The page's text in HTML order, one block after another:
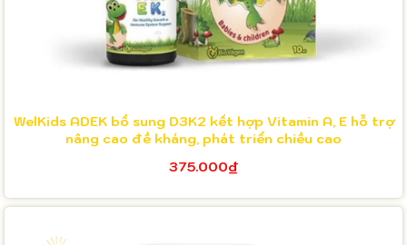
WelKids ADEK bổ sung D3K2 kết hợp Vitamin A, E hỗ trợ
nâng cao đề kháng, phát triển chiều cao
375.000₫